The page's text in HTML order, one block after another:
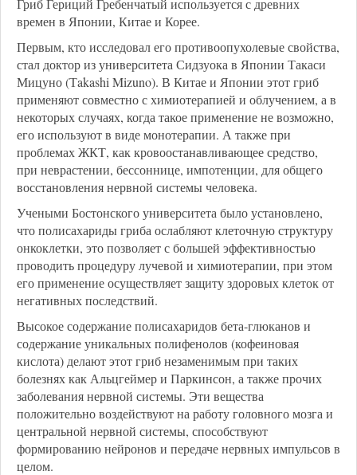
Гриб Гериций Гребенчатый используется с древних
времен в Японии, Китае и Корее.
Первым, кто исследовал его противоопухолевые свойства,
стал доктор из университета Сидзуока в Японии Такаси
Мицуно (Тakashi Mizuno). В Китае и Японии этот гриб
применяют совместно с химиотерапией и облучением, а в
некоторых случаях, когда такое применение не возможно,
его используют в виде монотерапии. А также при
проблемах ЖКТ, как кровоостанавливающее средство,
при неврастении, бессоннице, импотенции, для общего
восстановления нервной системы человека.
Учеными Бостонского университета было установлено,
что полисахариды гриба ослабляют клеточную структуру
онкоклетки, это позволяет с большей эффективностью
проводить процедуру лучевой и химиотерапии, при этом
его применение осуществляет защиту здоровых клеток от
негативных последствий.
Высокое содержание полисахаридов бета-глюканов и
содержание уникальных полифенолов (кофеиновая
кислота) делают этот гриб незаменимым при таких
болезнях как Альцгеймер и Паркинсон, а также прочих
заболевания нервной системы. Эти вещества
положительно воздействуют на работу головного мозга и
центральной нервной системы, способствуют
формированию нейронов и передаче нервных импульсов в
целом.